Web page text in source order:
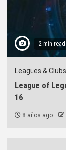
2 min read
Leagues & Clubs
League of
16
8 años ago